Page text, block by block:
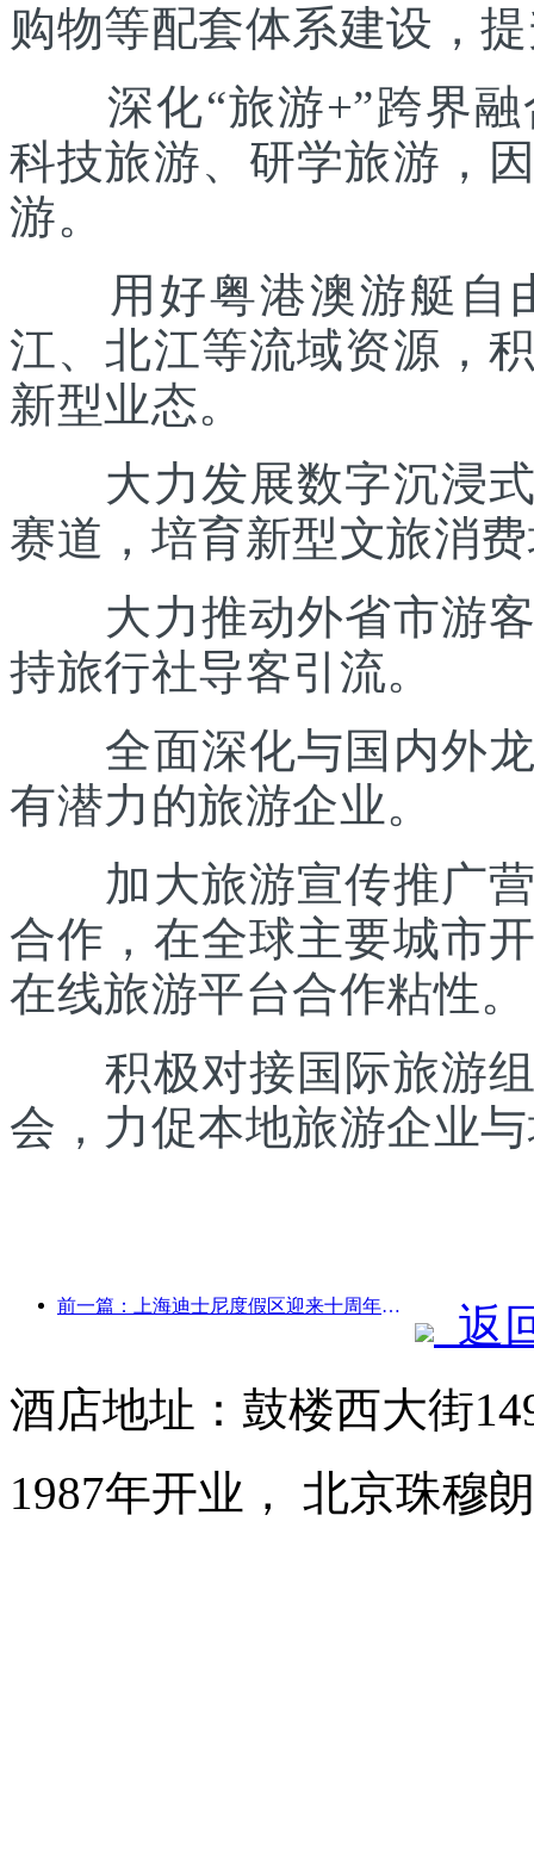
购物等配套体系建设，
深化“旅游+”跨界融
科技旅游、研学旅游，
游。
用好粤港澳游艇自
江、北江等流域资源，
新型业态。
大力发展数字沉浸式
赛道，培育新型文旅消
大力推动外省市游客
持旅行社导客引流。
全面深化与国内外龙
有潜力的旅游企业。
加大旅游宣传推广营
合作，在全球主要城市
在线旅游平台合作粘性。
积极对接国际旅游组
会，力促本地旅游企业
前一篇：上海迪士尼度假区迎来十周年，累计接待游客超1亿人次
返
酒店地址：鼓楼西大街
1987年开业， 北京珠